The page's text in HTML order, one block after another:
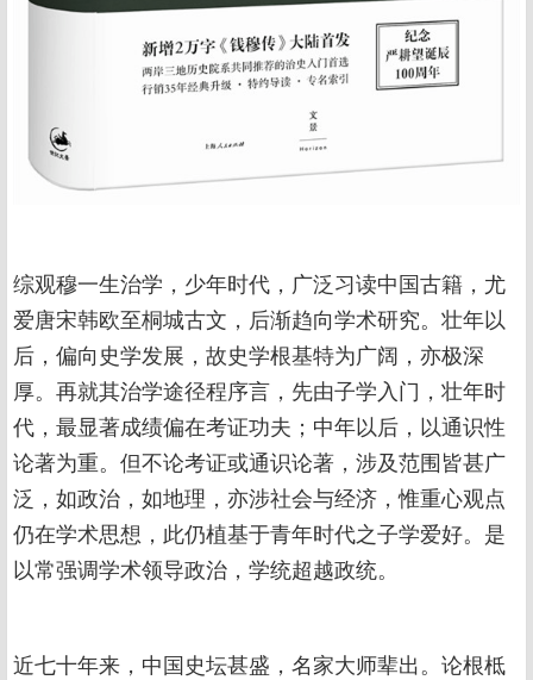
综观穆一生治学，少年时代，广泛习读中国古籍，尤
爱唐宋韩欧至桐城古文，后渐趋向学术研究。壮年以
后，偏向史学发展，故史学根基特为广阔，亦极深
厚。再就其治学途径程序言，先由子学入门，壮年时
代，最显著成绩偏在考证功夫；中年以后，以通识性
论著为重。但不论考证或通识论著，涉及范围皆甚广
泛，如政治，如地理，亦涉社会与经济，惟重心观点
仍在学术思想，此仍植基于青年时代之子学爱好。是
以常强调学术领导政治，学统超越政统。
近七十年来，中国史坛甚盛，名家大师辈出。论根柢